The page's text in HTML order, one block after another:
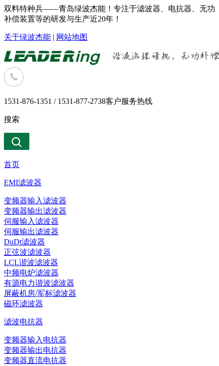
双料特种兵——青岛绿波杰能！专注于滤波器、电抗器、无功
补偿装置等的研发与生产近20年！
关于绿波杰能 | 网站地图
1531-876-1351 / 1531-877-2738客户服务热线
搜索
首页
EMI滤波器
变频器输入滤波器
变频器输出滤波器
伺服输入滤波器
伺服输出滤波器
DuDt滤波器
正弦波滤波器
LCL谐波滤波器
中频电炉滤波器
有源电力谐波滤波器
屏蔽机房/军标滤波器
磁环滤波器
滤波电抗器
变频器输入电抗器
变频器输出电抗器
变频器直流电抗器